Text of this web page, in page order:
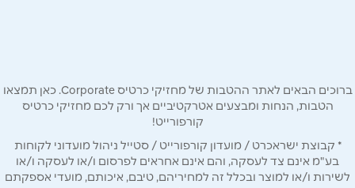
אימייל*
נושא*
אנא חזרו אלי בקשר ל...
ברוכים הבאים לאתר ההטבות של מחזיקי כרטיס Corporate. כאן תמצאו
הטבות, הנחות ומבצעים אטרקטיביים אך ורק לכם מחזיקי כרטיס
קורפורייט!
* קבוצת ישראכרט / מועדון קורפורייט / סטייל ניהול מועדוני לקוחות
בע"מ אינם צד לעסקה, והם אינם אחראים לפרסום ו/או לעסקה ו/או
לשירות ו/או למוצר ובכלל זה למחיריהם, טיבם, איכותם, מועדי אספקתם